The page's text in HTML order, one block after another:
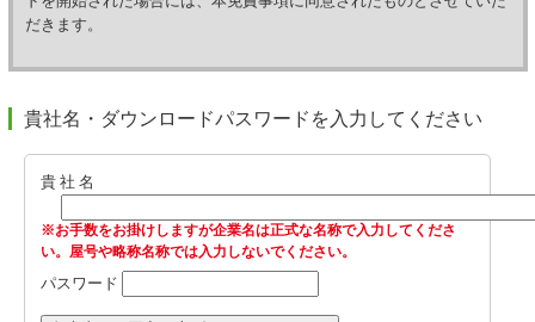
同意していただいたものとします。あらかじめご確認いただきますよ
う、お願い申し上げます。
1.使用条件
本プログラムは、お客様（アップデートを対象とするシステムの正規の
ライセンスを有するユーザ）のみに対し、アップデートの対象となる弊
ものとし、お客様がライセンスを有する対象システムをアップデートす
る目的でのみ、本プログラムを当該コンピュータ・システムにインスト
ール（セットアップ）することができます。
だきます。
貴社名・ダウンロードパスワードを入力してください
貴 社 名
※お手数をお掛けしますが企業名は正式な名称で入力してくださ
い。屋号や略称名称では入力しないでください。
パスワード